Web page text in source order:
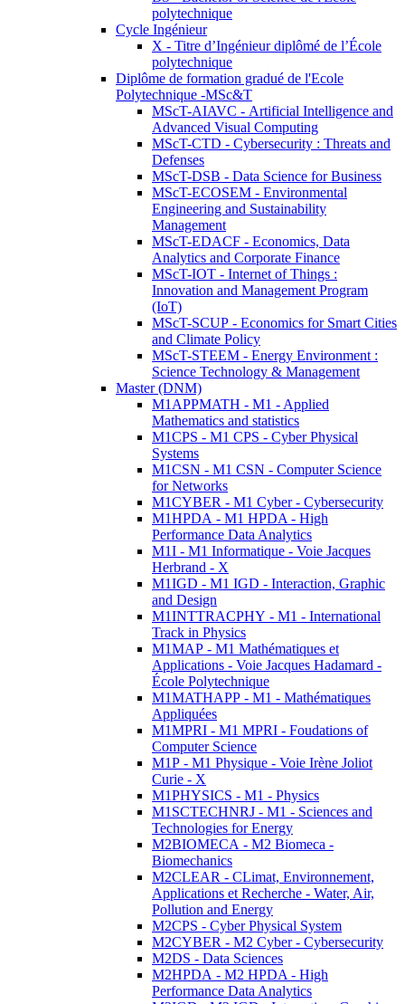
polytechnique
Cycle Ingénieur
X - Titre d’Ingénieur diplômé de l’École
polytechnique
Diplôme de formation gradué de l'Ecole
Polytechnique -MSc&T
MScT-AIAVC - Artificial Intelligence and
Advanced Visual Computing
MScT-CTD - Cybersecurity : Threats and
Defenses
MScT-DSB - Data Science for Business
MScT-ECOSEM - Environmental
Engineering and Sustainability
Management
MScT-EDACF - Economics, Data
Analytics and Corporate Finance
MScT-IOT - Internet of Things :
Innovation and Management Program
(IoT)
MScT-SCUP - Economics for Smart Cities
and Climate Policy
MScT-STEEM - Energy Environment :
Science Technology & Management
Master (DNM)
M1APPMATH - M1 - Applied
Mathematics and statistics
M1CPS - M1 CPS - Cyber Physical
Systems
M1CSN - M1 CSN - Computer Science
for Networks
M1CYBER - M1 Cyber - Cybersecurity
M1HPDA - M1 HPDA - High
Performance Data Analytics
M1I - M1 Informatique - Voie Jacques
Herbrand - X
M1IGD - M1 IGD - Interaction, Graphic
and Design
M1INTTRACPHY - M1 - International
Track in Physics
M1MAP - M1 Mathématiques et
Applications - Voie Jacques Hadamard -
École Polytechnique
M1MATHAPP - M1 - Mathématiques
Appliquées
M1MPRI - M1 MPRI - Foudations of
Computer Science
M1P - M1 Physique - Voie Irène Joliot
Curie - X
M1PHYSICS - M1 - Physics
M1SCTECHNRJ - M1 - Sciences and
Technologies for Energy
M2BIOMECA - M2 Biomeca -
Biomechanics
M2CLEAR - CLimat, Environnement,
Applications et Recherche - Water, Air,
Pollution and Energy
M2CPS - Cyber Physical System
M2CYBER - M2 Cyber - Cybersecurity
M2DS - Data Sciences
M2HPDA - M2 HPDA - High
Performance Data Analytics